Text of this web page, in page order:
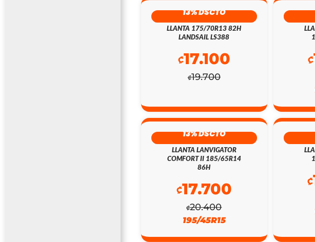
13% DSCTO
LLANTA 175/70R13 82H
LANDSAIL LS388
₡19.700
₡17.100 ₡
13% DSCTO
LLANTA LANVIGATOR
COMFORT II 185/65R14
86H
₡20.400
₡17.700
195/45R15
₡